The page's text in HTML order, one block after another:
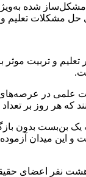
شده
حل مشکلات
و تربیت
علمی در
که هر روز بر
یک بن‌بست
این میدان
نفر اعضای